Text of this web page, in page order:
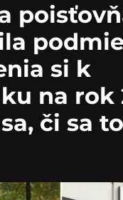
si k
na rok
či sa